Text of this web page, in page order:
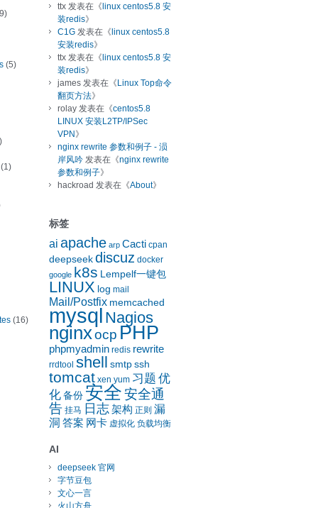
(5)
(16)
ttx 发表在《 linux centos5.8 安
装redis》
C1G 发表在《 linux centos5.8
安装redis》
ttx 发表在《 linux centos5.8 安
装redis》
james 发表在《 Linux Top命令
翻页方法》
rolay 发表在《centos5.8
LINUX 安装L2TP/IPSec
VPN 》
nginx rewrite 参数和例子 - 涢
岸风吟 发表在《nginx rewrite
参数和例子》
hackroad 发表在《About》
标签
ai apache arp Cacti cpan
deepseek discuz docker
google k8s Lempelf一键包
LINUX log mail
Mail/Postfix memcached
mysql Nagios
nginxocp PHP
phpmyadmin redis rewrite
rrdtool shell smtp ssh
tomcat xen yum 习题 优
化 备份 安全安全通
告 挂马 日志架构 正则 漏
洞 答案 网卡 虚拟化 负载均衡
AI
deepseek 官网
字节豆包
文心一言
火山方舟